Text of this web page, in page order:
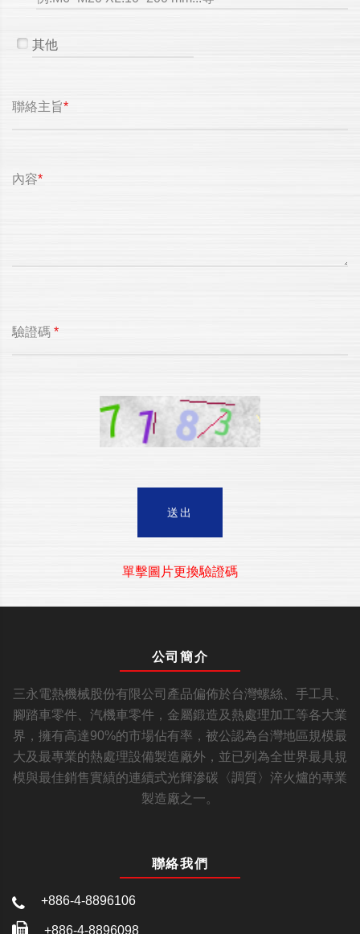
聯絡主旨*
內容*
驗證碼 *
送出
單擊圖片更換驗證碼
公司簡介
三永電熱機械股份有限公司產品偏佈於台灣螺絲、手工具、
腳踏車零件、汽機車零件，金屬鍛造及熱處理加工等各大業
界，擁有高達90%的市場佔有率，被公認為台灣地區規模最
大及最專業的熱處理設備製造廠外，並已列為全世界最具規
模與最佳銷售實績的連續式光輝滲碳〈調質〉淬火爐的專業
製造廠之一。
聯絡我們
+886-4-8896106
+886-4-8896098